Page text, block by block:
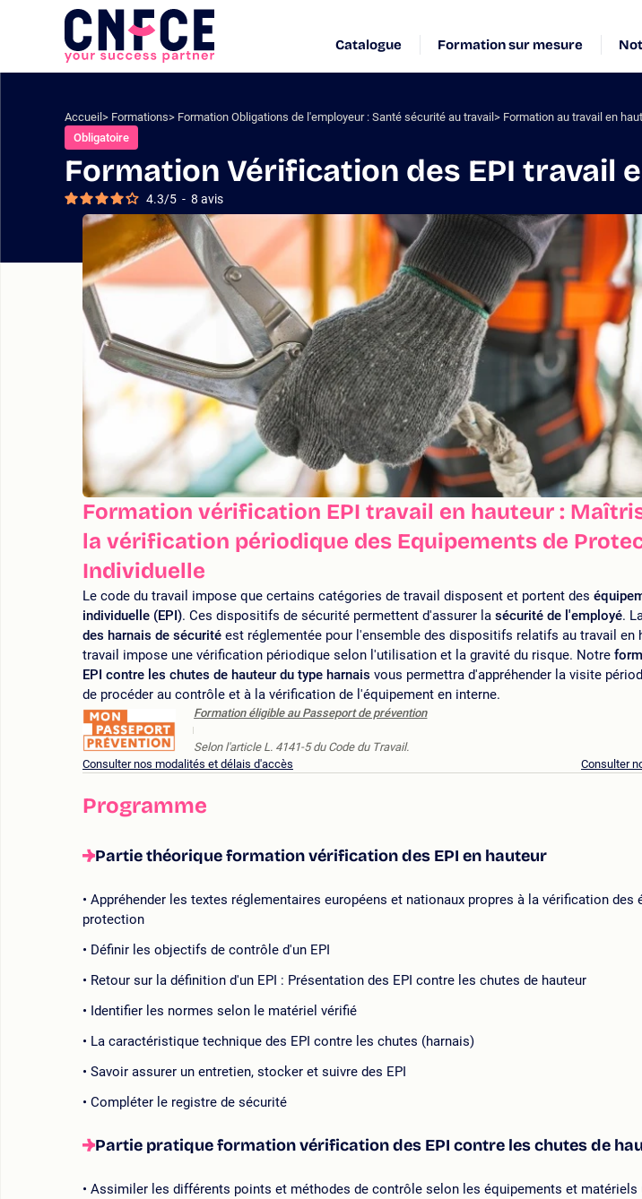
Aller
Logo
site
Catalogue Formation sur mesure
Accueil Formations Formation Obligations de l'employeur : Santé sécurité au travail Formation au travail en
Obligatoire
Formation Vérification des EPI travail
4.3/5 - 8 avis
Formation vérification EPI travail en hauteur :
la vérification périodique des Equipements de
Individuelle
Le code du travail impose que certains catégories de travail disposent et portent des
individuelle (EPI). Ces dispositifs de sécurité permettent d'assurer la sécurité de l'employé.
des harnais de sécurité est réglementée pour l'ensemble des dispositifs relatifs au travail en
travail impose une vérification périodique selon l'utilisation et la gravité du risque. Notre
EPI contre les chutes de hauteur du type harnais vous permettra d'appréhender la visite
de procéder au contrôle et à la vérification de l'équipement en interne.
Formation éligible au Passeport de prévention
Selon l'article L. 4141-5 du Code du Travail.
Consulter nos modalités et délais d'accès
Consulter
Programme
Partie théorique formation vérification des EPI en hauteur
Appréhender les textes réglementaires européens et nationaux propres à la vérification des
protection
Définir les objectifs de contrôle d'un EPI
Retour sur la définition d'un EPI : Présentation des EPI contre les chutes de hauteur
Identifier les normes selon le matériel vérifié
La caractéristique technique des EPI contre les chutes (harnais)
Savoir assurer un entretien, stocker et suivre des EPI
Compléter le registre de sécurité
Partie pratique formation vérification des EPI contre les chutes de
Assimiler les différents points et méthodes de contrôle selon les équipements et matériels